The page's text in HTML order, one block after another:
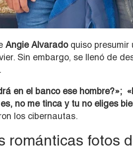
Angie Alvarado quiso
Sin embargo, se llenó de
en el banco ese hombre?»;
no me tinca y tu no eliges
los cibernautas.
románticas fotos